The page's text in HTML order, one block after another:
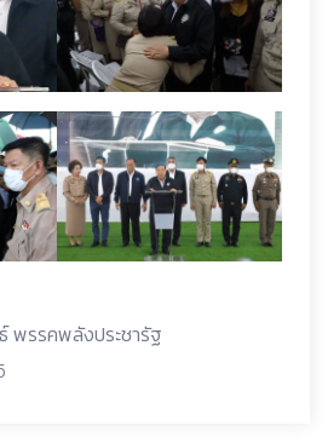
พรรคพลังประชารัฐ